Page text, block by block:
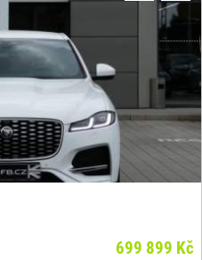
699 899 Kč